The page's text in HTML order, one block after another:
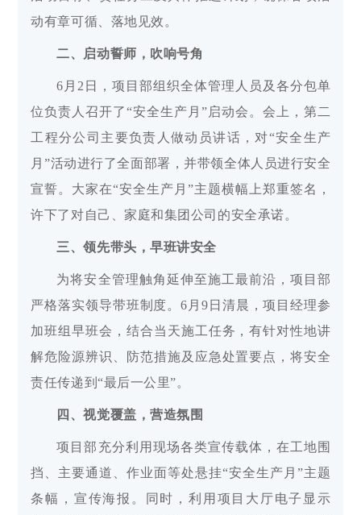
动有章可循、落地见效。
二、启动誓师，吹响号角
6月2日，项目部组织全体管理人员及各分包单
位负责人召开了“安全生产月”启动会。会上，第二
工程分公司主要负责人做动员讲话，对“安全生产
月”活动进行了全面部署，并带领全体人员进行安全
宣誓。大家在“安全生产月”主题横幅上郑重签名，
许下了对自己、家庭和集团公司的安全承诺。
三、领先带头，早班讲安全
为将安全管理触角延伸至施工最前沿，项目部
严格落实领导带班制度。6月9日清晨，项目经理参
加班组早班会，结合当天施工任务，有针对性地讲
解危险源辨识、防范措施及应急处置要点，将安全
责任传递到“最后一公里”。
四、视觉覆盖，营造氛围
项目部充分利用现场各类宣传载体，在工地围
挡、主要通道、作业面等处悬挂“安全生产月”主题
条幅，宣传海报。同时，利用项目大厅电子显示